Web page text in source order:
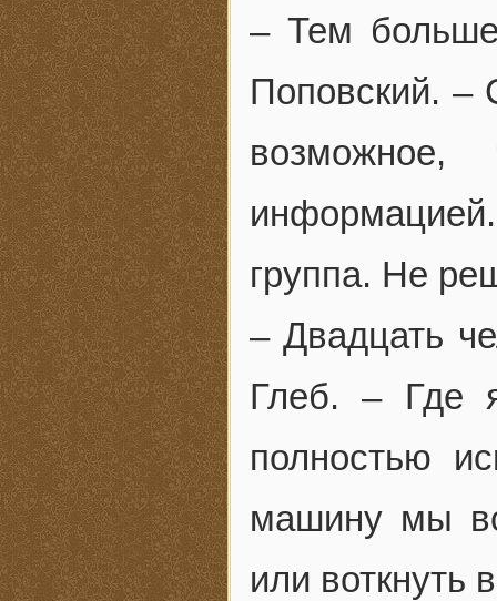
– Тем больше
Поповский. –
группа. Не
– Двадцать
Глеб. – Где
полностью
машину мы
или воткнуть